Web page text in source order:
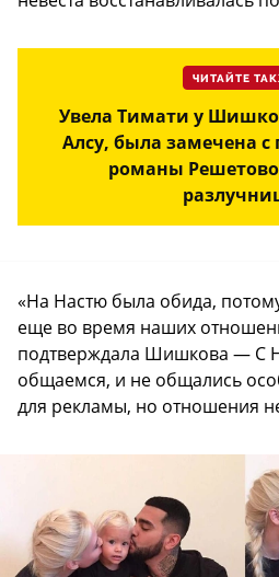
ЧИТАЙТЕ
Увела Тимати у
Алсу, была замечена
романы
«На Настю была обида,
еще во время наших
подтверждала Шишкова — С
общаемся, и не общались
для рекламы, но отношения